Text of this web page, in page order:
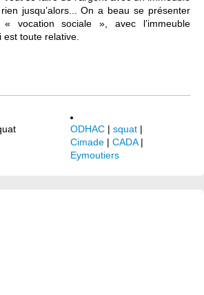
jusqu’alors... On a beau se présenter
vocation sociale », avec l’immeuble
est toute relative.
ODHAC | squat |
Cimade | CADA|
Eymoutiers